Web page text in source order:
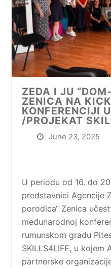
ZEDA I JU
ZENICA NA
KONFERENCIJI
/PROJEKAT
June 23, 2025
U periodu od 16. do
predstavnici Agencije
porodica“ Zenica
međunarodnoj
rumunskom gradu
SKILLS4LIFE, u kojem
partnerske